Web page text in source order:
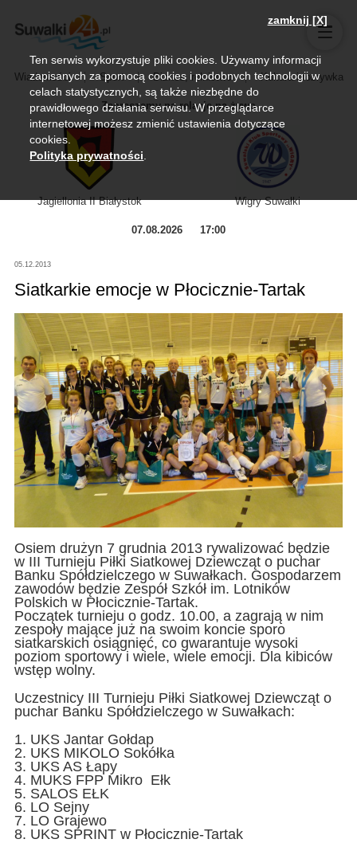
Wiadomości Sport Biznes, rolnictwo Kultura i rozrywka
Zapraszamy na relację na żywo
Jagiellonia II Białystok Wigry Suwałki
07.08.2026 17:00
05.12.2013
Siatkarkie emocje w Płocicznie-Tartak
Osiem drużyn 7 grudnia 2013 rywalizować będzie
w III Turnieju Piłki Siatkowej Dziewcząt o puchar
Banku Spółdzielczego w Suwałkach. Gospodarzem
zawodów będzie Zespół Szkół im. Lotników
Polskich w Płocicznie-Tartak.
Początek turnieju o godz. 10.00, a zagrają w nim
zespoły mające już na swoim koncie sporo
siatkarskich osiągnięć, co gwarantuje wysoki
poziom sportowy i wiele, wiele emocji. Dla kibiców
wstęp wolny.
Uczestnicy III Turnieju Piłki Siatkowej Dziewcząt o
puchar Banku Spółdzielczego w Suwałkach:
1. UKS Jantar Gołdap
2. UKS MIKOLO Sokółka
3. UKS AS Łapy
4. MUKS FPP Mikro Ełk
5. SALOS EŁK
6. LO Sejny
7. LO Grajewo
8. UKS SPRINT w Płocicznie-Tartak
zamknij [X]
Ten serwis wykorzystuje pliki cookies. Używamy informacji
zapisanych za pomocą cookies i podobnych technologii w
celach statystycznych, są także niezbędne do
prawidłowego działania serwisu. W przeglądarce
internetowej możesz zmienić ustawienia dotyczące
cookies.
Polityka prywatności